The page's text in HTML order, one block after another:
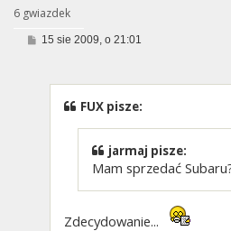
6 gwiazdek
P15 sie 2009, o 21:01
FUX pisze:
jarmaj pisze:
Mam sprzedać
Zdecydowanie...